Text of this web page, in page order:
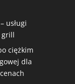
usługi
grill
ciężkim
dla